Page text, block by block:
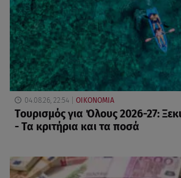
04.08.26, 22:54 ΟΙΚΟΝΟΜΙΑ
Τουρισμός για Όλους 2026-27:
- Τα κριτήρια και τα ποσά